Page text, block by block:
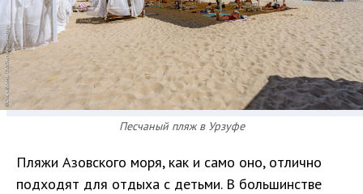
Песчаный пляж в Урзуфе
Пляжи Азовского моря, как и само оно, отлично
подходят для отдыха с детьми. В большинстве